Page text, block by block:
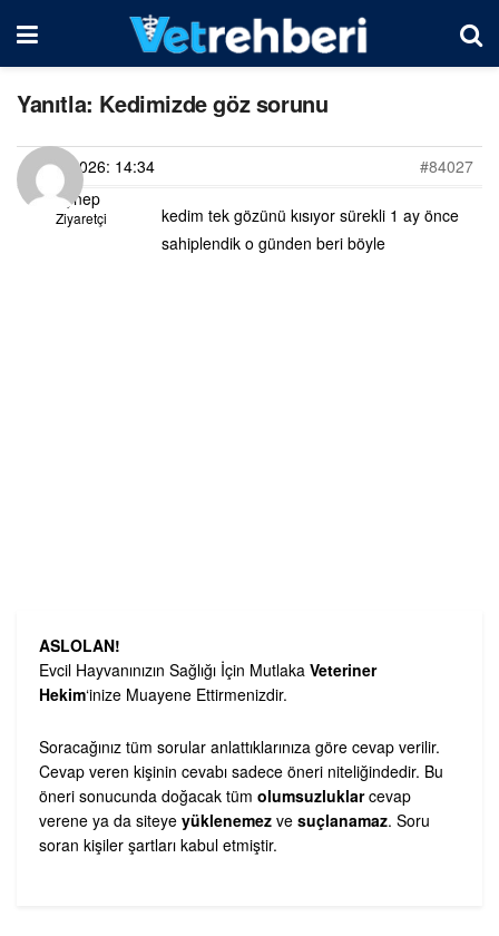
Yanıtla: Kedimizde göz sorunu
26/06/2026: 14:34
#84027
zeynep
Ziyaretçi
kedim tek gözünü kısıyor sürekli 1 ay önce
sahiplendik o günden beri böyle
ASLOLAN!
Evcil Hayvanınızın Sağlığı İçin Mutlaka Veteriner
Hekim‘inize Muayene Ettirmenizdir.
Soracağınız tüm sorular anlattıklarınıza göre cevap verilir.
Cevap veren kişinin cevabı sadece öneri niteliğindedir. Bu
öneri sonucunda doğacak tüm olumsuzluklarcevap
verene ya da siteye yüklenemez ve suçlanamaz. Soru
soran kişiler şartları kabul etmiştir.